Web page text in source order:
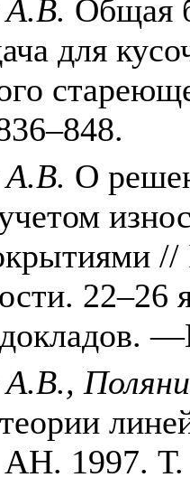
Общая
для
О
22–26
1997. Т.